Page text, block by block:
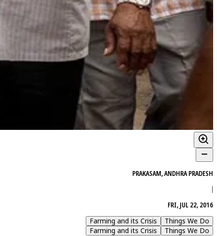
PRAKASAM, ANDHRA PRADESH
|
FRI, JUL 22, 2016
Things We Do
Farming and its Crisis
Things We Do
Farming and its Crisis